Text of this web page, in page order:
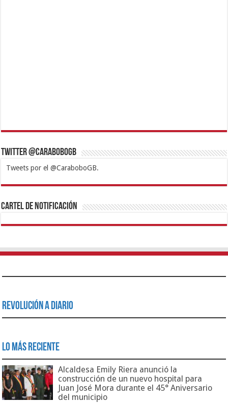
Twitter @CaraboboGB
Tweets por el @CaraboboGB.
1xbetBetturkeyBetistKralbetSupertotobetTipobetMatadorbetMariobet
https://mvbcasino.com/
Cartel de Notificación
Revolución a Diario
Lo Más Reciente
Alcaldesa Emily Riera anunció la
construcción de un nuevo hospital para
Juan José Mora durante el 45° Aniversario
del municipio